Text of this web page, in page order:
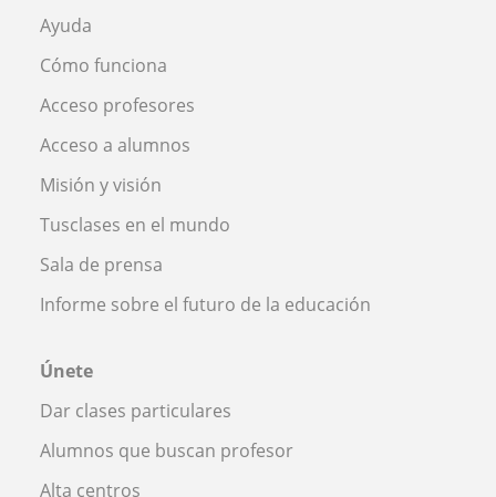
Ayuda
Cómo funciona
Acceso profesores
Acceso a alumnos
Misión y visión
Tusclases en el mundo
Sala de prensa
Informe sobre el futuro de la educación
Únete
Dar clases particulares
Alumnos que buscan profesor
Alta centros